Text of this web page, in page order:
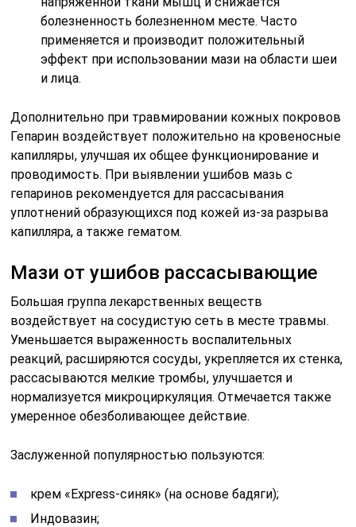
болезненность болезненном месте. Часто
применяется и производит положительный
эффект при использовании мази на области шеи
и лица.
Дополнительно при травмировании кожных покровов
Гепарин воздействует положительно на кровеносные
капилляры, улучшая их общее функционирование и
проводимость. При выявлении ушибов мазь с
гепаринов рекомендуется для рассасывания
уплотнений образующихся под кожей из-за разрыва
капилляра, а также гематом.
Мази от ушибов рассасывающие
Большая группа лекарственных веществ
воздействует на сосудистую сеть в месте травмы.
Уменьшается выраженность воспалительных
реакций, расширяются сосуды, укрепляется их стенка,
рассасываются мелкие тромбы, улучшается и
нормализуется микроциркуляция. Отмечается также
умеренное обезболивающее действие.
Заслуженной популярностью пользуются:
крем «Express-синяк» (на основе бадяги);
Индовазин;